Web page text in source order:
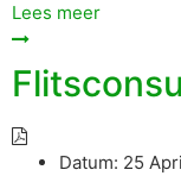
Lees meer
Datum: 25